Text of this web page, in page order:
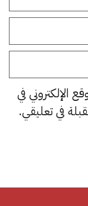
الإلكتروني في
في تعليقي.